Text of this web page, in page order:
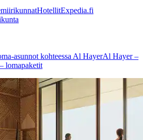
HotellitExpedia.fi
asunnot kohteessa Al HayerAl Hayer –
lomapaketit